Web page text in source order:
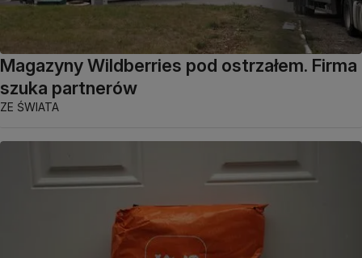
Magazyny Wildberries pod ostrzałem. Firma
szuka partnerów
ZE ŚWIATA